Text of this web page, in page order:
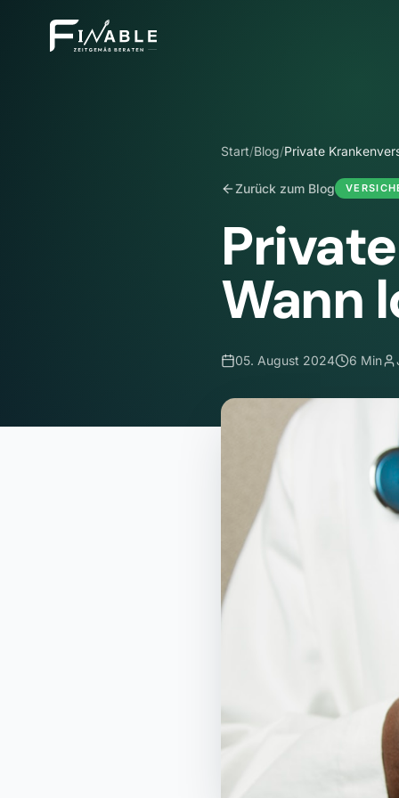
Start/Blog/Private
Zurück zum Blog
Wann
05. August 2024 6 Min